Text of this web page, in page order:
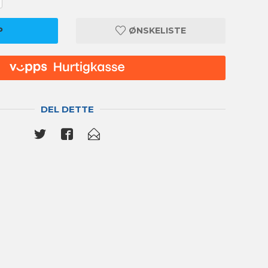
ØNSKELISTE
DEL DETTE